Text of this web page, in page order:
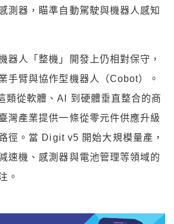
測器，瞄準自動駕駛與機器人感知
器人「整機」開發上仍相對保守，
手臂與協作型機器人（Cobot）。
從軟體、AI 到硬體垂直整合的商
灣產業提供一條從零元件供應升級
徑。當 Digit v5 開始大規模量產，
速機、感測器與電池管理等領域的
。